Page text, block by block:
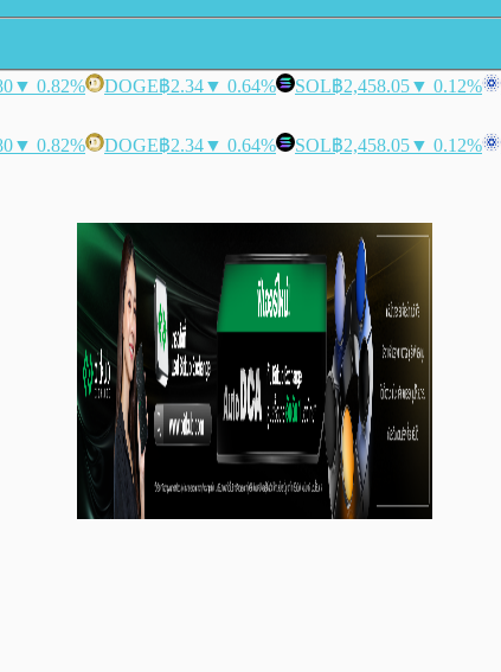
▼ 0.82% DOGE฿2.34▼ 0.64% SOL฿2,458.05▼ 0.12%
▼ 0.82% DOGE฿2.34▼ 0.64% SOL฿2,458.05▼ 0.12%